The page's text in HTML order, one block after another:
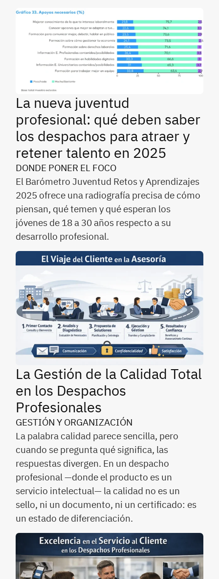
La nueva juventud
profesional: qué deben saber
los despachos para atraer y
retener talento en 2025
DONDE PONER EL FOCO
El Barómetro Juventud Retos y Aprendizajes
2025 ofrece una radiografía precisa de cómo
piensan, qué temen y qué esperan los
jóvenes de 18 a 30 años respecto a su
desarrollo profesional.
La Gestión de la Calidad Total
en los Despachos
Profesionales
GESTIÓN Y ORGANIZACIÓN
La palabra calidad parece sencilla, pero
cuando se pregunta qué significa, las
respuestas divergen. En un despacho
profesional —donde el producto es un
servicio intelectual— la calidad no es un
sello, ni un documento, ni un certificado: es
un estado de diferenciación.